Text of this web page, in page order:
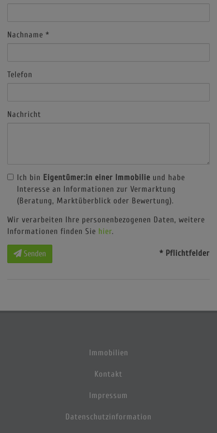
Nachname
Telefon
Nachricht
Ich bin Eigentümer:in einer Immobilie und habe
Interesse an Informationen zur Vermarktung
(Beratung, Marktüberblick oder Bewertung).
Wir verarbeiten Ihre personenbezogenen Daten, weitere
Informationen finden Sie hier.
Senden * Pflichtfelder
Immobilien
Kontakt
Impressum
Datenschutzinformation